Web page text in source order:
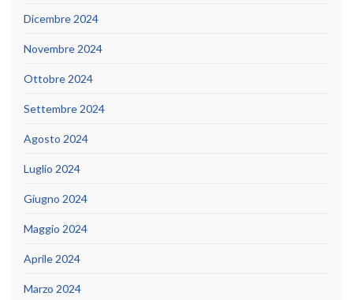
Dicembre 2024
Novembre 2024
Ottobre 2024
Settembre 2024
Agosto 2024
Luglio 2024
Giugno 2024
Maggio 2024
Aprile 2024
Marzo 2024